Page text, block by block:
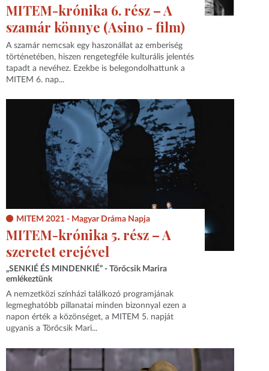
MITEM-krónika 6. rész – A
szamár könnye (Asino - film)
A szamár nemcsak egy haszonállat az emberiség
történetében, hiszen rengetegféle kulturális jelentés
tapadt a nevéhez. Ezekbe is belegondolhattunk a
MITEM 6. nap...
MITEM 2021 - Magyar Dráma Napja
MITEM-krónika 5. rész – A
szeretet erejével
„SENKIÉ ÉS MINDENKIÉ” - Törőcsik Marira
emlékeztünk
A nemzetközi színházi találkozó programjának
legmeghatóbb pillanatai minden bizonnyal ezen a
napon érték a közönséget, a MITEM 5. napját
ugyanis a Törőcsik Mari...